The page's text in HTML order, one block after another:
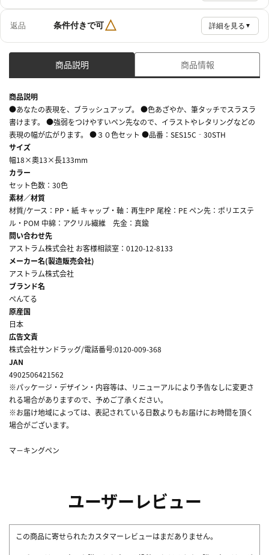
返品 条件付きで可△ 詳細を見る ▼
商品説明 商品情報
商品説明
●あなたの表現を、ブラッシュアップ。 ●色あざやか、筆タッチでスラスラ
書けます。 ●強弱をつけやすいペン先なので、イラストやレタリングなどの
表現の幅が広がります。 ●３０色セット ●品番：SES15C‐30STH
サイズ
幅18×奧13×長133mm
カラー
セット色数：30色
素材／材質
材質/ケース：PP・紙 キャップ・軸：再生PP 尾栓：PE ペン先：ポリエステ
ル・POM 中綿：アクリル繊維 先金：真鍮
問い合わせ先
アストラム株式会社 お客様相談室：0120-12-8133
メーカー名(製造販売会社)
アストラム株式会社
ブランド名
ぺんてる
原産国
日本
広告文責
株式会社サンドラッグ/電話番号:0120-009-368
JAN
4902506421562
※パッケージ・デザイン・内容等は、リニューアルにより予告なしに変更さ
れる場合がありますので、予めご了承ください。
※お届け地域によっては、表記されている日数よりもお届けにお時間を頂く
場合がございます。
マ－キングペン
ユーザーレビュー
この商品に寄せられたカスタマーレビューはまだありません。